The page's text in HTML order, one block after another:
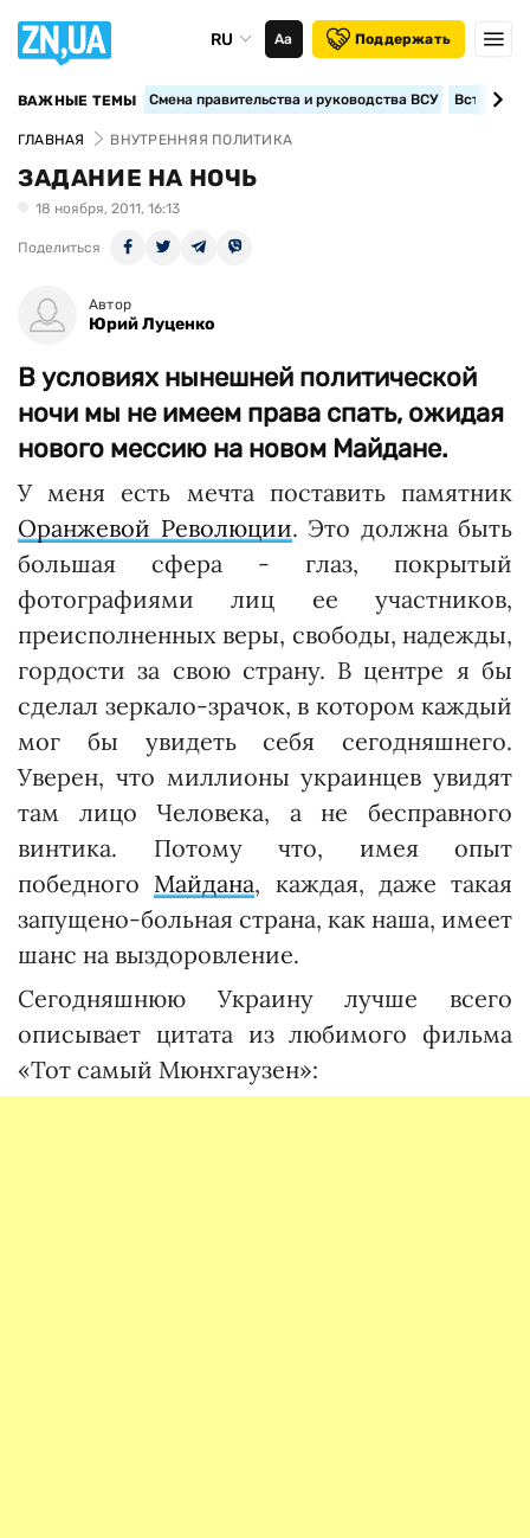
RU Аа Поддержать
ВАЖНЫЕ ТЕМЫ Смена правительства и руководства ВСУ
ГЛАВНАЯ ВНУТРЕННЯЯ ПОЛИТИКА
ЗАДАНИЕ НА НОЧЬ
18 ноября, 2011, 16:13
Поделиться
Автор
Юрий Луценко
В условиях нынешней политической
ночи мы не имеем права спать, ожидая
нового мессию на новом Майдане.
У меня есть мечта поставить памятник
Оранжевой Революции. Это должна быть
большая сфера - глаз, покрытый
фотографиями лиц ее участников,
преисполненных веры, свободы, надежды,
гордости за свою страну. В центре я бы
сделал зеркало-зрачок, в котором каждый
мог бы увидеть себя сегодняшнего.
Уверен, что миллионы украинцев увидят
там лицо Человека, а не бесправного
винтика. Потому что, имея опыт
победного Майдана, каждая, даже такая
запущено-больная страна, как наша, имеет
шанс на выздоровление.
Сегодняшнюю Украину лучше всего
описывает цитата из любимого фильма
«Тот самый Мюнхгаузен»: